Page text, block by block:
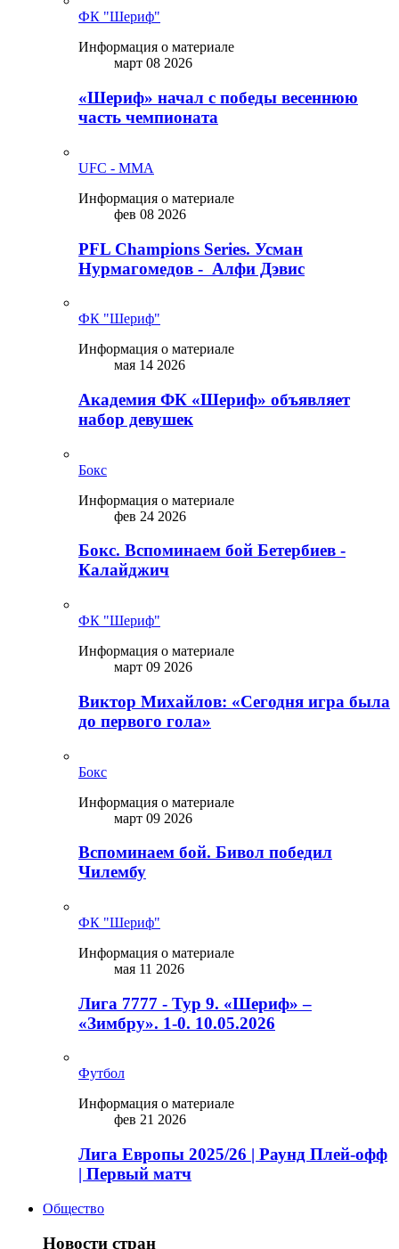
ФК "Шериф"
Информация о материале
март 08 2026
«Шериф» начал с победы весеннюю
часть чемпионата
UFC - MMA
Информация о материале
фев 08 2026
PFL Champions Series. Усман
Нурмагомедов - Алфи Дэвис
ФК "Шериф"
Информация о материале
мая 14 2026
Академия ФК «Шериф» объявляет
набор девушек
Бокс
Информация о материале
фев 24 2026
Бокс. Вспоминаем бой Бетербиев -
Калайджич
ФК "Шериф"
Информация о материале
март 09 2026
Виктор Михайлов: «Сегодня игра была
до первого гола»
Бокс
Информация о материале
март 09 2026
Вспоминаем бой. Бивол победил
Чилембу
ФК "Шериф"
Информация о материале
мая 11 2026
Лига 7777 - Тур 9. «Шериф» –
«Зимбру». 1-0. 10.05.2026
Футбол
Информация о материале
фев 21 2026
Лига Европы 2025/26 | Раунд Плей-офф
| Первый матч
Общество
Новости стран